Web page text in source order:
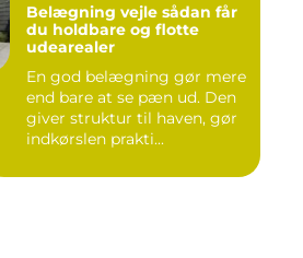
Belægning vejle sådan får
du holdbare og flotte
udearealer
En god belægning gør mere
end bare at se pæn ud. Den
giver struktur til haven, gør
indkørslen prakti...